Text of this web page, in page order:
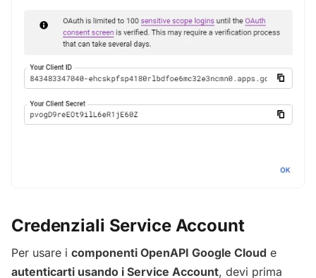
Credenziali Service Account
Per usare i componenti OpenAPI Google Cloud e
autenticarti usando i Service Account, devi prima